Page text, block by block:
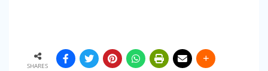
SHARES